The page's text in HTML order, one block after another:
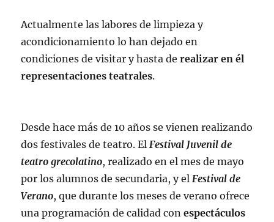
Actualmente las labores de limpieza y
acondicionamiento lo han dejado en
condiciones de visitar y hasta derealizar en él
representaciones teatrales.
Desde hace más de 10 años se vienen realizando
dos festivales de teatro. El Festival Juvenil de
teatro grecolatino, realizado en el mes de mayo
por los alumnos de secundaria, y el Festival de
Verano, que durante los meses de verano ofrece
una programación de calidad conespectáculos